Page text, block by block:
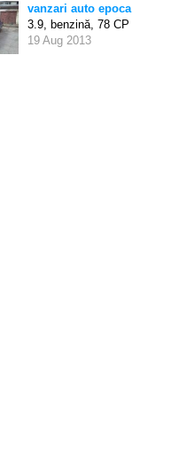
vanzari auto epoca
3.9, benzină, 78 CP
19 Aug 2013